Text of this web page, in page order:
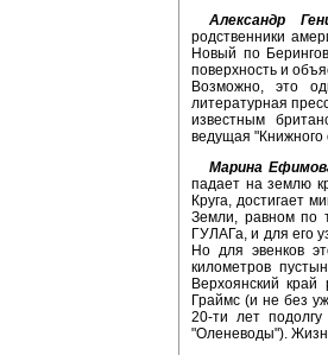
Александр
родственники
Новый по
поверхность и
Возможно, это
литературная
известным
ведущая
Марина
падает на землю
Круга, достигает
Земли, равном по
ГУЛАГа, и для его
Но для эвенков
километров
Верхоянский край
Граймс (и не без
20-ти лет
"Оленеводы").